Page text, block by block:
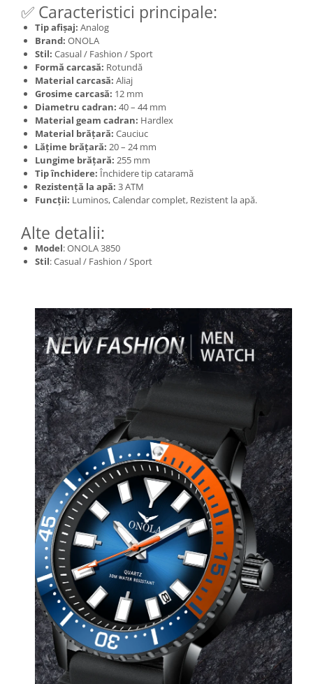
✅ Caracteristici principale:
Tip afișaj: Analog
Brand: ONOLA
Stil: Casual / Fashion / Sport
Formă carcasă: Rotundă
Material carcasă: Aliaj
Grosime carcasă: 12 mm
Diametru cadran: 40 – 44 mm
Material geam cadran: Hardlex
Material brățară: Cauciuc
Lățime brățară: 20 – 24 mm
Lungime brățară: 255 mm
Tip închidere: Închidere tip cataramă
Rezistență la apă: 3 ATM
Funcții: Luminos, Calendar complet, Rezistent la apă.
Alte detalii:
Model: ONOLA 3850
Stil: Casual / Fashion / Sport